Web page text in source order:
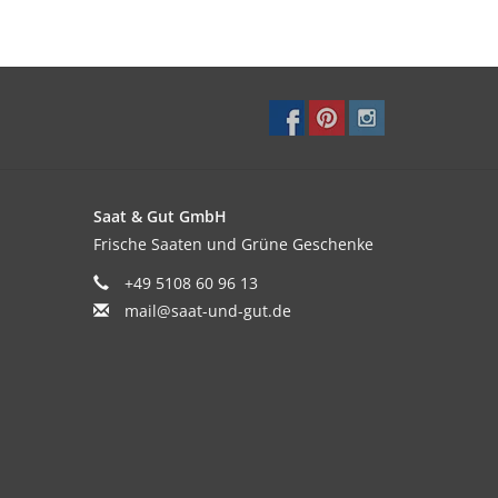
Saat & Gut GmbH
Frische Saaten und Grüne Geschenke
+49 5108 60 96 13
mail@saat-und-gut.de